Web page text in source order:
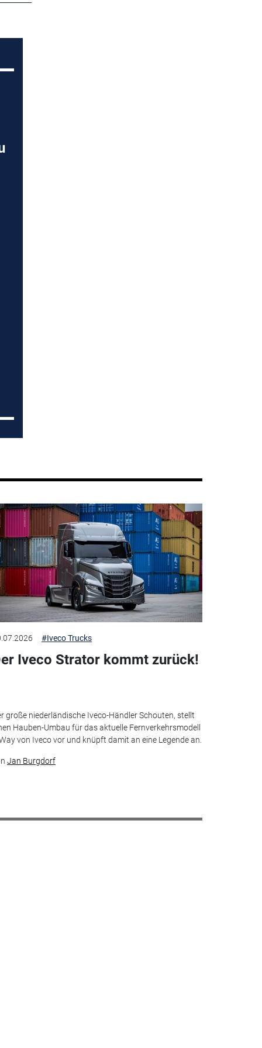
#Iveco Trucks
Iveco Strator kommt zurück!
große niederländische Iveco-Händler Schouten, stellt
Hauben-Umbau für das aktuelle Fernverkehrsmodell
von Iveco vor und knüpft damit an eine Legende an.
Jan Burgdorf